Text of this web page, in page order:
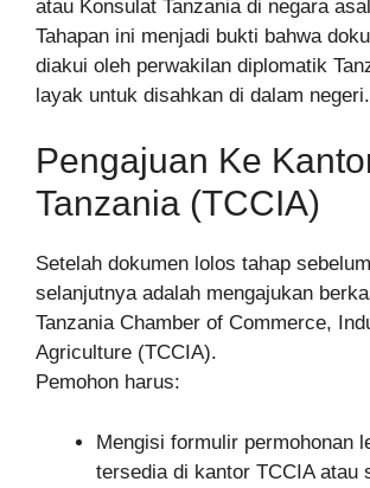
atau Konsulat Tanzania di negara
Tahapan ini menjadi bukti bahwa
diakui oleh perwakilan diplomatik
layak untuk disahkan di dalam negeri.
Pengajuan Ke
Tanzania (TCCIA)
Setelah dokumen lolos tahap
selanjutnya adalah mengajukan
Tanzania Chamber of Commerce,
Agriculture (TCCIA).
Pemohon harus:
Mengisi formulir permohonan
tersedia di kantor TCCIA atau